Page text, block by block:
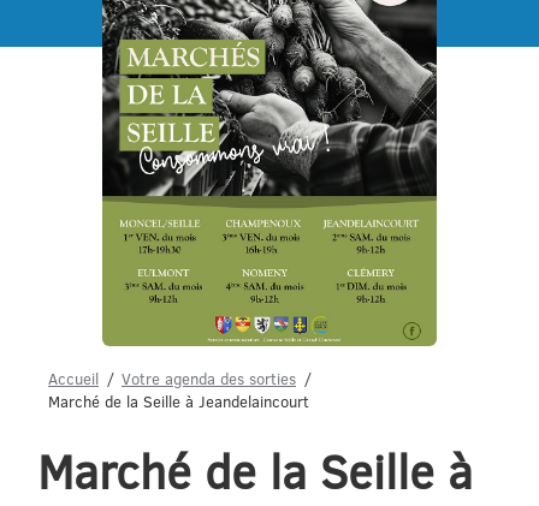
Menu
Accueil
Votre agenda des sorties
Marché de la Seille à Jeandelaincourt
Marché de la Seille à